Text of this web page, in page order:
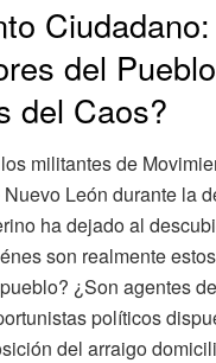
Ciudadano:
del
del Caos?
militantes de
León durante la
ha dejado al
son realmente
¿Son agentes
políticos
del arraigo